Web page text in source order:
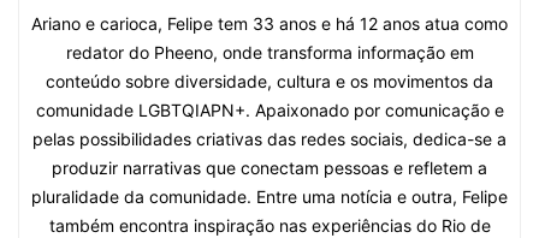
Ariano e carioca, Felipe tem 33 anos e há 12 anos atua como
redator do Pheeno, onde transforma informação em
conteúdo sobre diversidade, cultura e os movimentos da
comunidade LGBTQIAPN+. Apaixonado por comunicação e
pelas possibilidades criativas das redes sociais, dedica-se a
produzir narrativas que conectam pessoas e refletem a
pluralidade da comunidade. Entre uma notícia e outra, Felipe
também encontra inspiração nas experiências do Rio de